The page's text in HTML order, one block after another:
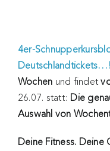
4er-
Deutschlandtickets…!
Wochen und findet
26.07. statt: Die
Auswahl von
Deine Fitness. Deine